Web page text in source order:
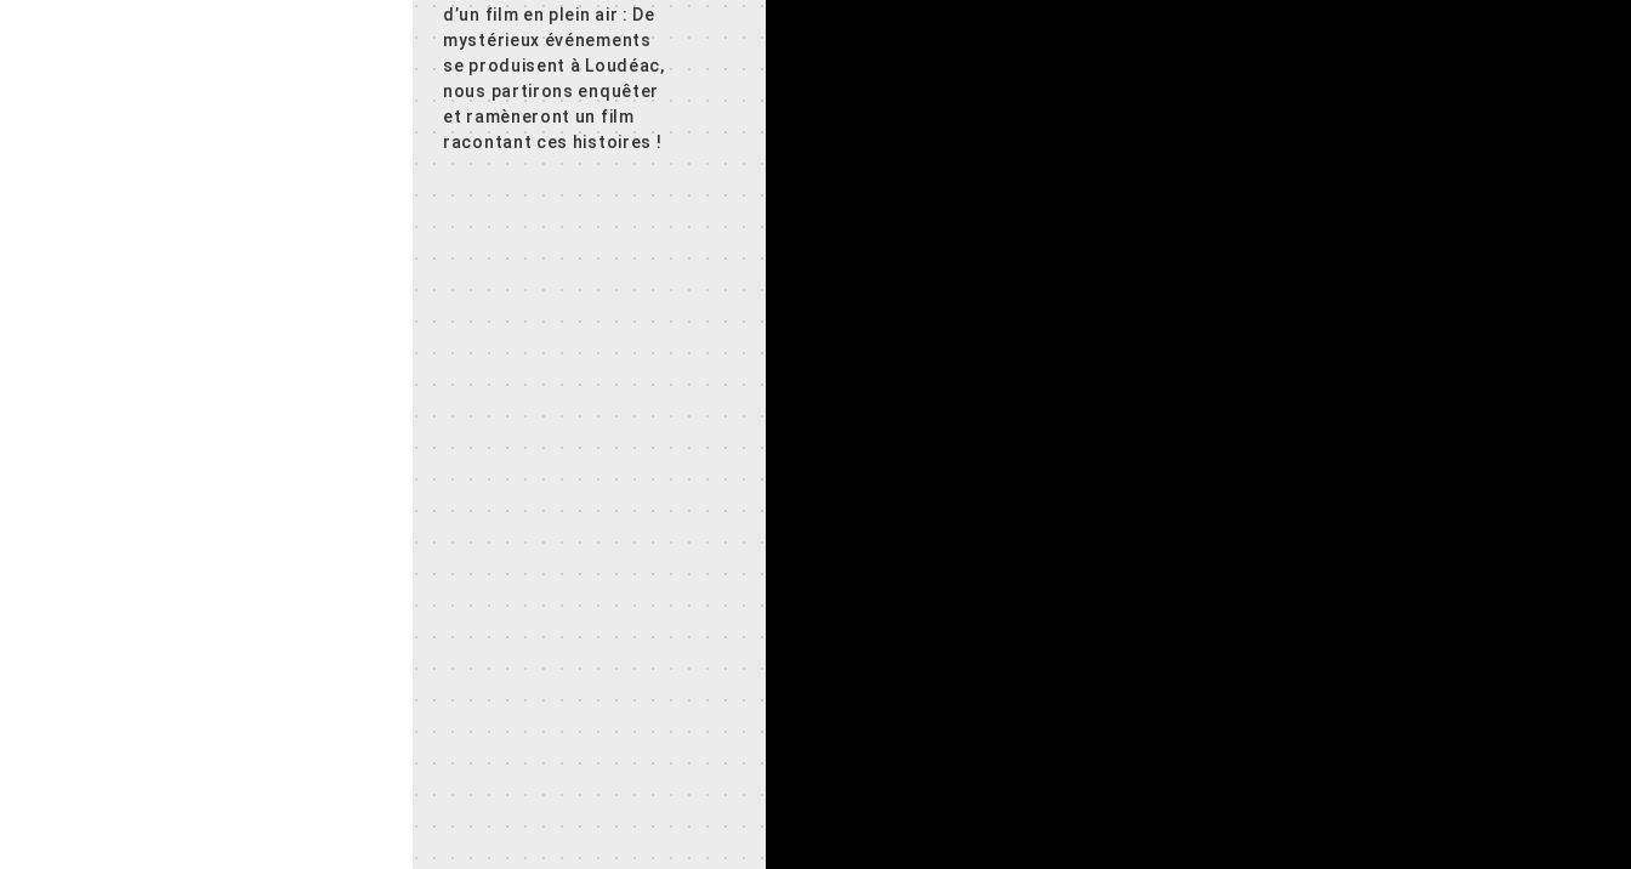
d’un film en plein air : De
mystérieux événements
se produisent à Loudéac,
nous partirons enquêter
et ramèneront un film
racontant ces histoires !